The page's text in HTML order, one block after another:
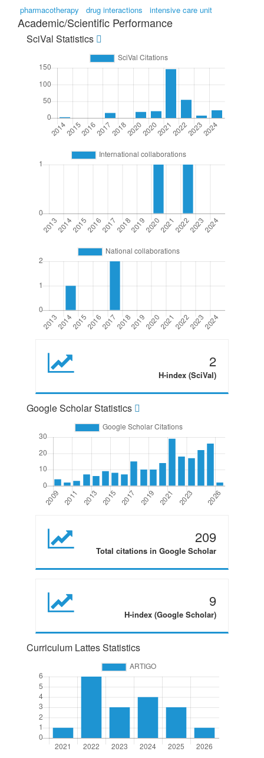
pharmacotherapy drug interactions intensive care unit
Academic/Scientific Performance
SciVal Statistics
2
H-index (SciVal)
Google Scholar Statistics
209
Total citations in Google Scholar
9
H-index (Google Scholar)
Curriculum Lattes Statistics